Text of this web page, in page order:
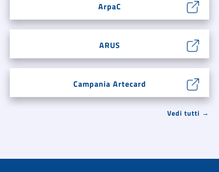
ArpaC
ARUS
Campania Artecard
Vedi tutti →